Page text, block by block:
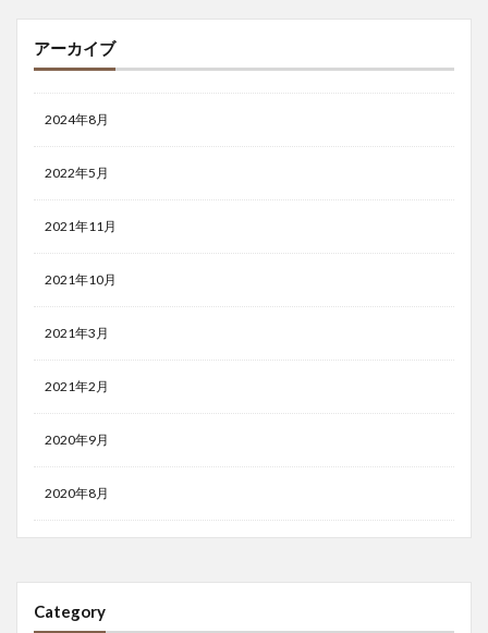
アーカイブ
2024年8月
2022年5月
2021年11月
2021年10月
2021年3月
2021年2月
2020年9月
2020年8月
Category